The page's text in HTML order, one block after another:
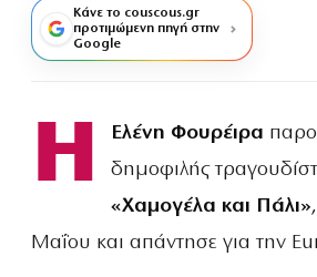
Κάνε το couscous.gr
προτιμώμενη πηγή στην
Google
Η Ελένη Φουρέιρα
δημοφιλής
«Χαμογέλα και Πάλι»
Μαΐου και απάντησε για την